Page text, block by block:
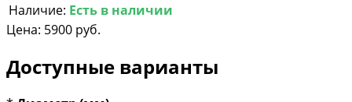
Наличие: Есть в наличии
Цена: 5900 руб.
Доступные варианты